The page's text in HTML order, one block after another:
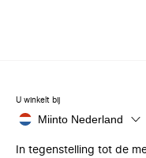
U winkelt bij
Miinto Nederland
In tegenstelling tot de